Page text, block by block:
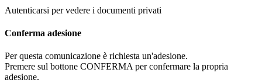
Autenticarsi per vedere i documenti privati
Conferma adesione
Per questa comunicazione è richiesta un'adesione.
Premere sul bottone CONFERMA per confermare la propria
adesione.